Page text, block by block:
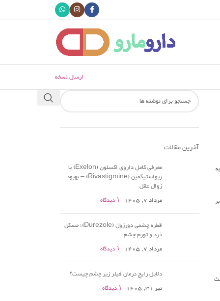
ارسال نسخه
آخرین مقالات
معرفی کامل داروی اکسلون (Exelon) یا
ریواستیگمین (Rivastigmine) – بهبود
زوال عقل
مرداد 7, 1405
۱ دیدگاه
قطره چشمی دورزول (Durezole)؛ مسکن
درد و تورم چشم
مرداد 7, 1405
۱ دیدگاه
دلایل رایج درمان فیلر زیر چشم چیست؟
تیر 31, 1405
۱ دیدگاه